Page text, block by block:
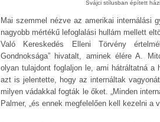
Svájci stílusban épített
Mai szemmel nézve az amerikai internálási
nagyobb mértékű lefoglalási hullám mellett
Való Kereskedés Elleni Törvény
Gondnoksága” hivatalt, aminek élére A.
olyan tulajdont foglaljon le, ami hátráltatná
azt is jelentette, hogy az internáltak
milyen vádakkal fogták le őket. „Minden
Palmer, „és ennek megfelelően kell kezelni a